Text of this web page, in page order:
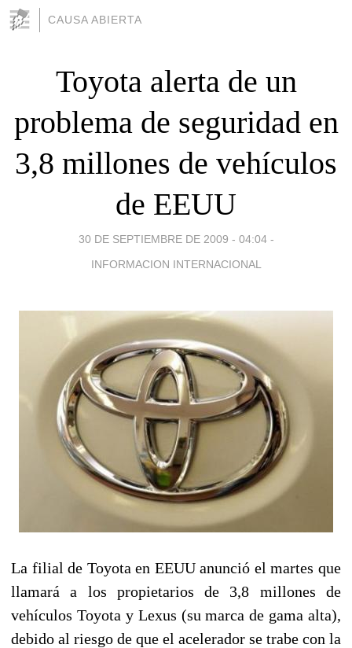
CAUSA ABIERTA
Toyota alerta de un
problema de seguridad en
3,8 millones de vehículos
de EEUU
30 DE SEPTIEMBRE DE 2009 - 04:04 -
INFORMACION INTERNACIONAL
La filial de Toyota en EEUU anunció el martes que
llamará a los propietarios de 3,8 millones de
vehículos Toyota y Lexus (su marca de gama alta),
debido al riesgo de que el acelerador se trabe con la